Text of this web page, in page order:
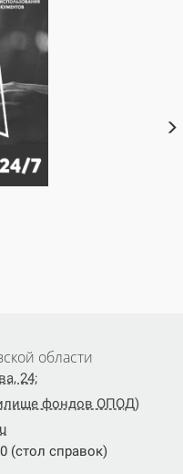
области
24;
фондов ОПОД)
(стол справок)